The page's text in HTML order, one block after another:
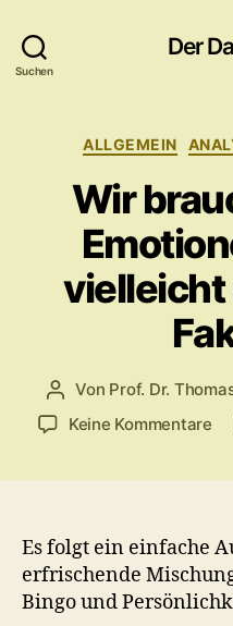
Suchen
Der
ALLGEMEIN
Wir
vielleicht
Beitragsautor
Von Prof. Dr.
Keine Kommentarezu
…
Es folgt ein einfache
erfrischende
Bingo und